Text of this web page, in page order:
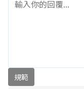
規範